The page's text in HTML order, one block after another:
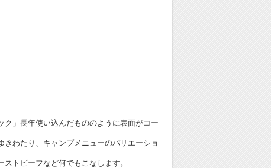
」長年使い込んだもののように表面がコー
わたり、キャンプメニューのバリエーショ
トビーフなど何でもこなします。